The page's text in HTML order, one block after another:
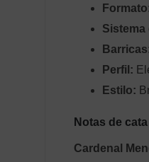
Sistema
Perfil:
Estilo:
Notas de cata
Cardenal